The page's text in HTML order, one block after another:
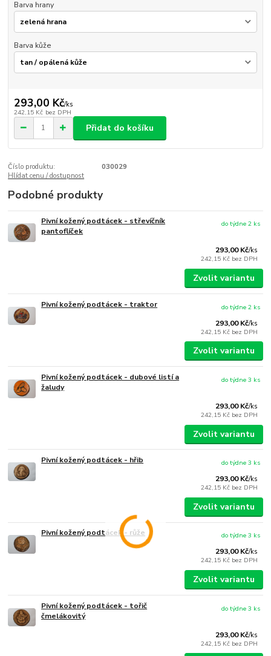
Barva hrany
Barva kůže
293,00 Kč/ks
242,15 Kč bez DPH
Přidat do košíku
Číslo produktu:
030029
Hlídat cenu / dostupnost
Podobné produkty
Pivní kožený podtácek - střevíčník
pantoflíček
293,00 Kč/ks
242,15 Kč bez DPH
do týdne 2 ks
Zvolit variantu
Pivní kožený podtácek - traktor
293,00 Kč/ks
242,15 Kč bez DPH
do týdne 2 ks
Zvolit variantu
Pivní kožený podtácek - dubové listí a
žaludy
293,00 Kč/ks
242,15 Kč bez DPH
do týdne 3 ks
Zvolit variantu
Pivní kožený podtácek - hřib
293,00 Kč/ks
242,15 Kč bez DPH
do týdne 3 ks
Zvolit variantu
Pivní kožený podtácek - růže
293,00 Kč/ks
242,15 Kč bez DPH
do týdne 3 ks
Zvolit variantu
Pivní kožený podtácek - tořič
čmelákovitý
293,00 Kč/ks
242,15 Kč bez DPH
do týdne 3 ks